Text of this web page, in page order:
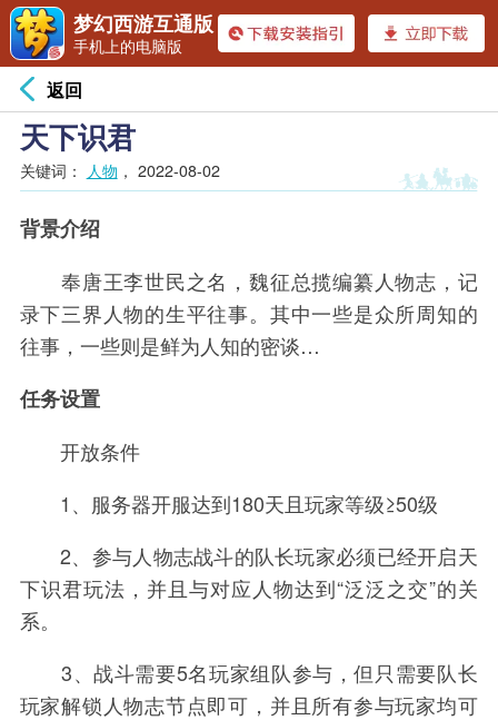
返回
天下识君
关键词： 人物 ， 2022-08-02
背景介绍
奉唐王李世民之名，魏征总揽编纂人物志，记
录下三界人物的生平往事。其中一些是众所周知的
往事，一些则是鲜为人知的密谈…
任务设置
开放条件
1、服务器开服达到180天且玩家等级≥50级
2、参与人物志战斗的队长玩家必须已经开启天
下识君玩法，并且与对应人物达到“泛泛之交”的关
系。
3、战斗需要5名玩家组队参与，但只需要队长
玩家解锁人物志节点即可，并且所有参与玩家均可
梦幻西游互通版
手机上的电脑版